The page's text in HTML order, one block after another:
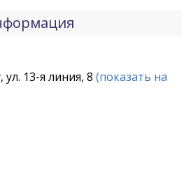
ул. 13-я линия, 8(показать на